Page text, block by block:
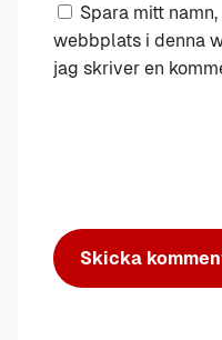
Spara mitt
webbplats i denna
jag skriver en